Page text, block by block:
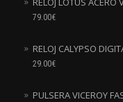
79.00€
RELOJ CALYPSO
29.00€
PULSERA VICEROY